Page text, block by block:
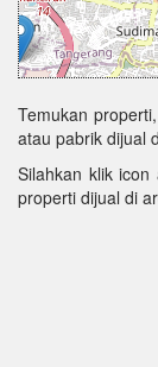
Temukan
atau pabrik dijual
Silahkan klik
properti dijual di